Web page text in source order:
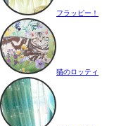
フラッピー！
猫のロッティ